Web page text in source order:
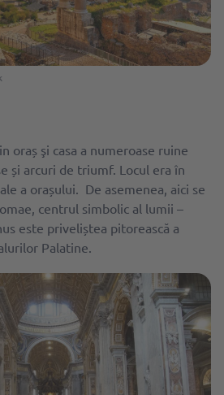
oraș şi casa a numeroase ruine
și arcuri de triumf. Locul era în
a orașului. De asemenea, aici se
centrul simbolic al lumii –
este priveliștea pitorească a
Palatine.